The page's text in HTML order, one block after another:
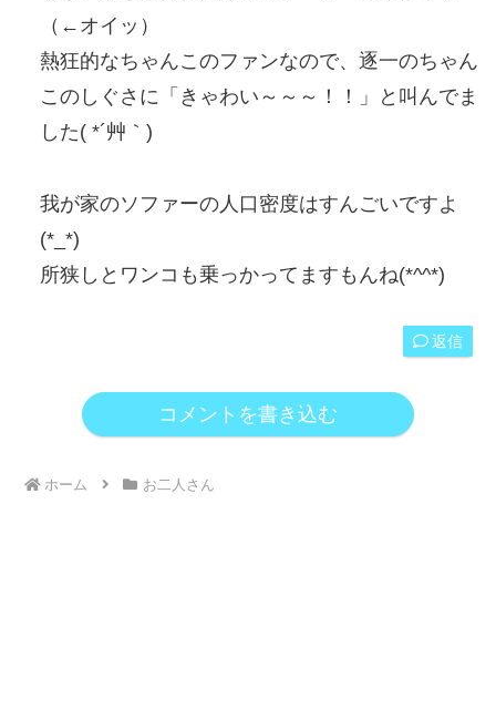
（←オイッ）
熱狂的なちゃんこのファンなので、逐一のちゃん
このしぐさに「きゃわい～～～！！」と叫んでま
した( *´艸｀)
我が家のソファーの人口密度はすんごいですよ
(*_*)
所狭しとワンコも乗っかってますもんね(*^^*)
返信
コメントを書き込む
ホーム お二人さん